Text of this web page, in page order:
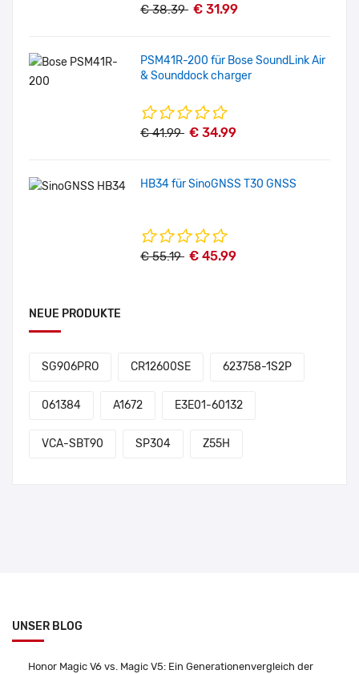
€ 38.39 € 31.99
PSM41R-200 für Bose SoundLink Air
& Sounddock charger
€ 41.99 € 34.99
HB34 für SinoGNSS T30 GNSS
€ 55.19 € 45.99
NEUE PRODUKTE
SG906PRO CR12600SE 623758-1S2P
061384 A1672 E3E01-60132
VCA-SBT90 SP304 Z55H
UNSER BLOG
Honor Magic V6 vs. Magic V5: Ein Generationenvergleich der